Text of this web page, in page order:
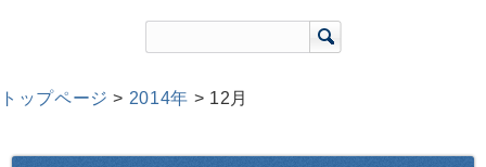
トップページ > 2014年 > 12月